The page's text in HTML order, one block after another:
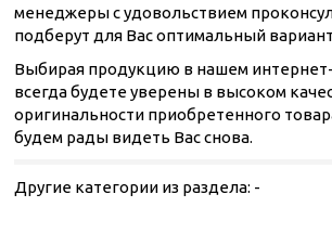
менеджеры с удовольствием
подберут для Вас оптимальный
Выбирая продукцию в нашем
всегда будете уверены в высоком
оригинальности приобретенного
будем рады видеть Вас снова.
Другие категории из раздела: -